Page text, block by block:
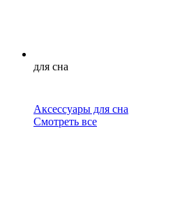
для сна
Аксессуары для сна
Смотреть все